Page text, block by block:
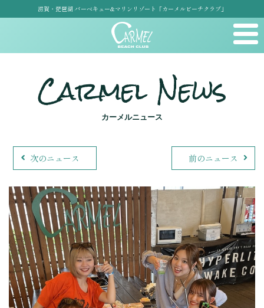
滋賀・琵琶湖 バーベキュー&マリンリゾート「カーメルビーチクラブ」
Carmel News
カーメルニュース
次のニュース 前のニュース